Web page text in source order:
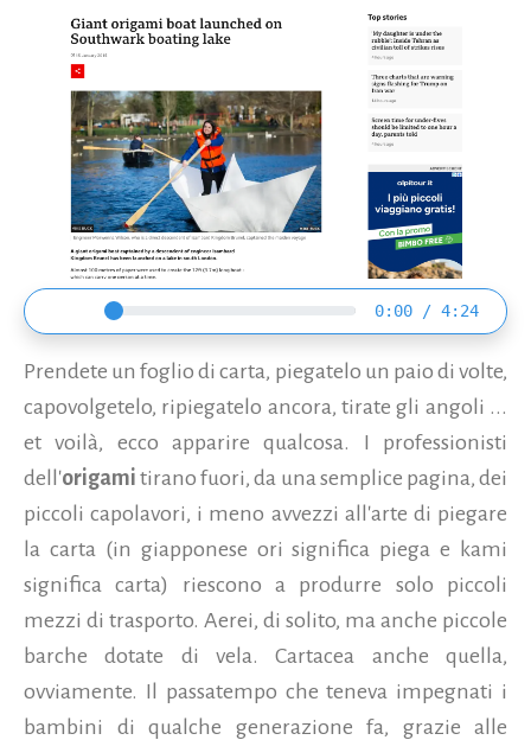
0:00 / 4:24
Prendete un foglio di carta, piegatelo un paio di volte,
capovolgetelo, ripiegatelo ancora, tirate gli angoli ...
et voilà, ecco apparire qualcosa. I professionisti
dell'origami tirano fuori, da una semplice pagina, dei
piccoli capolavori, i meno avvezzi all'arte di piegare
la carta (in giapponese ori significa piega e kami
significa carta) riescono a produrre solo piccoli
mezzi di trasporto. Aerei, di solito, ma anche piccole
barche dotate di vela. Cartacea anche quella,
ovviamente. Il passatempo che teneva impegnati i
bambini di qualche generazione fa, grazie alle